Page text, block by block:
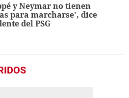
y Neymar no tienen
para marcharse', dice
del PSG